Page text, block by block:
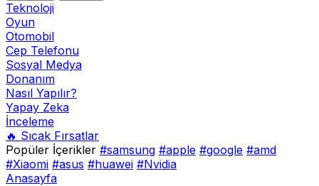
Teknoloji
Oyun
Otomobil
Cep Telefonu
Sosyal Medya
Donanım
Nasıl Yapılır?
Yapay Zeka
İnceleme
🔥 Sıcak Fırsatlar
Popüler İçerikler #samsung #apple #google #amd
#Xiaomi #asus #huawei #Nvidia
Anasayfa